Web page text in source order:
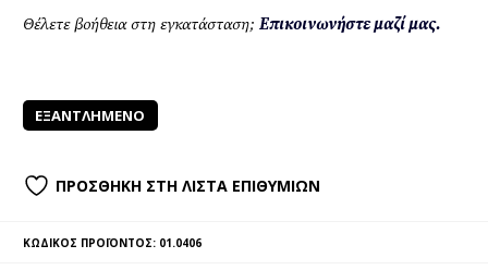
Θέλετε βοήθεια στη εγκατάσταση; Επικοινωνήστε μαζί μας.
ΕΞΑΝΤΛΗΜΈΝΟ
ΠΡΟΣΘΉΚΗ ΣΤΗ ΛΊΣΤΑ ΕΠΙΘΥΜΙΏΝ
ΚΩΔΙΚΌΣ ΠΡΟΪΌΝΤΟΣ: 01.0406